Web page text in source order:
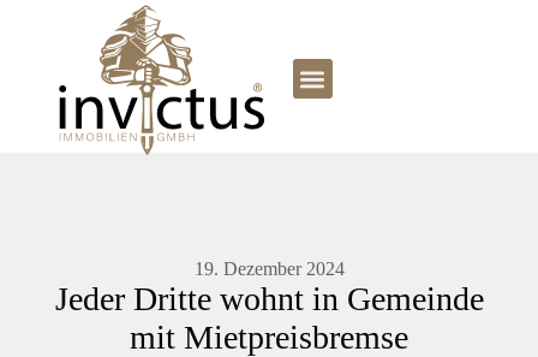
19. Dezember 2024
Jeder Dritte wohnt in Gemeinde
mit Mietpreisbremse